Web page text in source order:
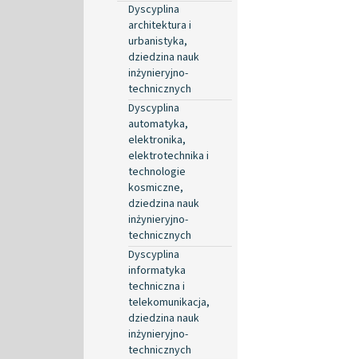
Dyscyplina
architektura i
urbanistyka,
dziedzina nauk
inżynieryjno-
technicznych
Dyscyplina
automatyka,
elektronika,
elektrotechnika i
technologie
kosmiczne,
dziedzina nauk
inżynieryjno-
technicznych
Dyscyplina
informatyka
techniczna i
telekomunikacja,
dziedzina nauk
inżynieryjno-
technicznych